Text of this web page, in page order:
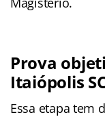
Prova
Itaiópolis
Essa etapa tem